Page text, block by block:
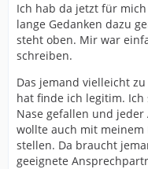
Ich hab da jetzt für
lange Gedanken dazu
steht oben. Mir war
schreiben.
Das jemand vielleicht
hat finde ich legitim.
Nase gefallen und
wollte auch mit meinem
stellen. Da braucht
geeignete